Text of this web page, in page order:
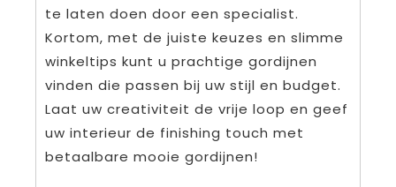
te laten doen door een specialist.
Kortom, met de juiste keuzes en slimme
winkeltips kunt u prachtige gordijnen
vinden die passen bij uw stijl en budget.
Laat uw creativiteit de vrije loop en geef
uw interieur de finishing touch met
betaalbare mooie gordijnen!